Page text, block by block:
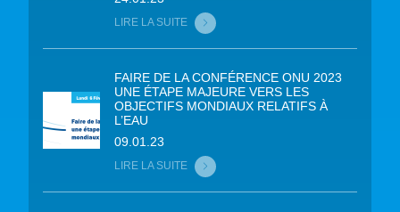
LIRE LA SUITE
FAIRE DE LA CONFÉRENCE ONU 2023
UNE ÉTAPE MAJEURE VERS LES
OBJECTIFS MONDIAUX RELATIFS À
L’EAU
09.01.23
LIRE LA SUITE